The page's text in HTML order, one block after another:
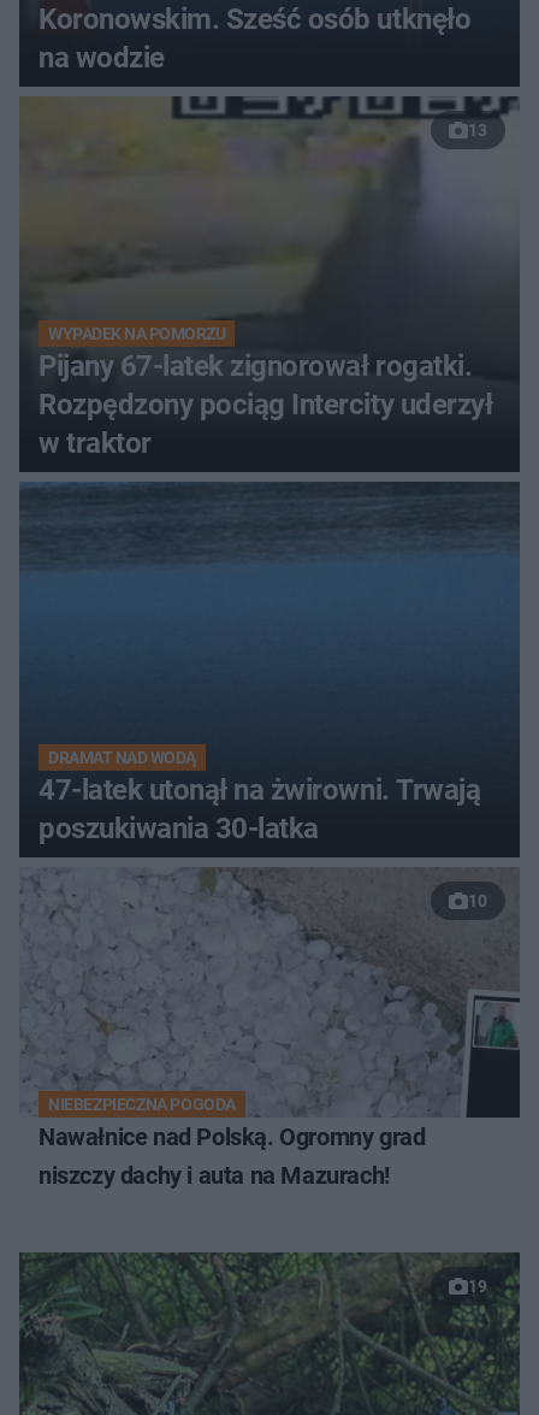
Koronowskim. Sześć osób utknęło
na wodzie
13
WYPADEK NA POMORZU
Pijany 67-latek zignorował rogatki.
Rozpędzony pociąg Intercity uderzył
w traktor
DRAMAT NAD WODĄ
47-latek utonął na żwirowni. Trwają
poszukiwania 30-latka
10
NIEBEZPIECZNA POGODA
Nawałnice nad Polską. Ogromny grad
niszczy dachy i auta na Mazurach!
19